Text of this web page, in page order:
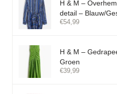
H & M –
detail – Blauw/
€54,99
H & M –
Groen
€39,99